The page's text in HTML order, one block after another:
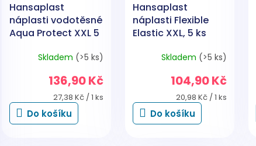
Hansaplast
náplasti vodotěsné
Aqua Protect XXL 5
Skladem (>5 ks)
136,90 Kč
Měrná
cena:
27,38 Kč / 1 ks
Do košíku
Hansaplast
náplasti Flexible
Elastic XXL, 5 ks
Skladem (>5 ks)
104,90 Kč
Měrná
cena:
20,98 Kč / 1 ks
Do košíku